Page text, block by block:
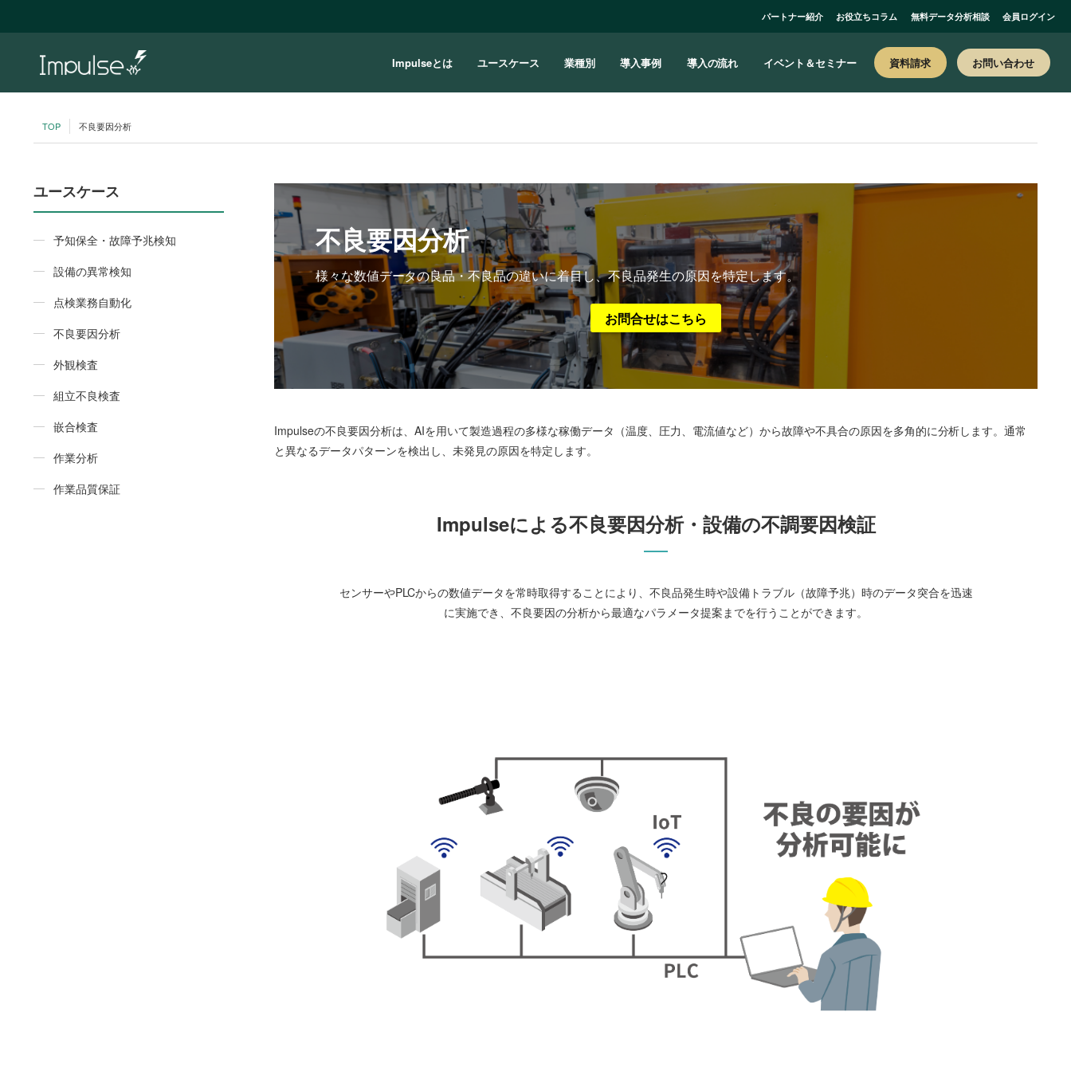
パートナー紹介 お役立ちコラム 無料データ分析相談 会員ログイン
Impulseとは ユースケース 業種別 導入事例 導入の流れ イベント＆セミナー 資料請求 お問い合わせ
TOP 不良要因分析
不良要因分析
様々な数値データの良品・不良品の違いに着目し、不良品発生の原因を特定します。
お問合せはこちら
Impulseの不良要因分析は、AIを用いて製造過程の多様な稼働データ（温度、圧力、電流値など）から故障や不具合の原因を多角的に分析します。通常
と異なるデータパターンを検出し、未発見の原因を特定します。
Impulseによる不良要因分析・設備の不調要因検証
センサーやPLCからの数値データを常時取得することにより、不良品発生時や設備トラブル（故障予兆）時のデータ突合を迅速
に実施でき、不良要因の分析から最適なパラメータ提案までを行うことができます。
ユースケース
予知保全・故障予兆検知
設備の異常検知
点検業務自動化
不良要因分析
外観検査
組立不良検査
嵌合検査
作業分析
作業品質保証